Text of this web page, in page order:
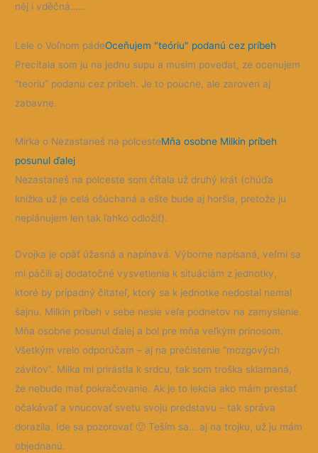
něj i vděčná……
Lele o Voľnom pádeOceňujem "teóriu" podanú cez príbeh
Precitala som ju na jednu supu a musim povedat, ze ocenujem
“teoriu” podanu cez pribeh. Je to poucne, ale zaroven aj
zabavne.
Mirka o Nezastaneš na polcesteMňa osobne Milkin príbeh
posunul ďalej
Nezastaneš na polceste som čítala už druhý krát (chúďa
knižka už je celá ošúchaná a ešte bude aj horšia, pretože ju
neplánujem len tak ľahko odložiť).
Dvojka je opäť úžasná a napínavá. Výborne napísaná, veľmi sa
mi páčili aj dodatočné vysvetlenia k situáciám z jednotky,
ktoré by prípadný čitateľ, ktorý sa k jednotke nedostal nemal
šajnu. Milkin príbeh v sebe nesie veľa podnetov na zamyslenie.
Mňa osobne posunul ďalej a bol pre mňa veľkým prínosom.
Všetkým vrelo odporúčam – aj na prečistenie “mozgových
závitov”. Milka mi prirástla k srdcu, tak som troška sklamaná,
že nebude mať pokračovanie. Ak je to lekcia ako mám prestať
očakávať a vnucovať svetu svoju predstavu – tak správa
dorazila. Ide sa pozorovať 🙂 Teším sa… aj na trojku, už ju mám
objednanú.